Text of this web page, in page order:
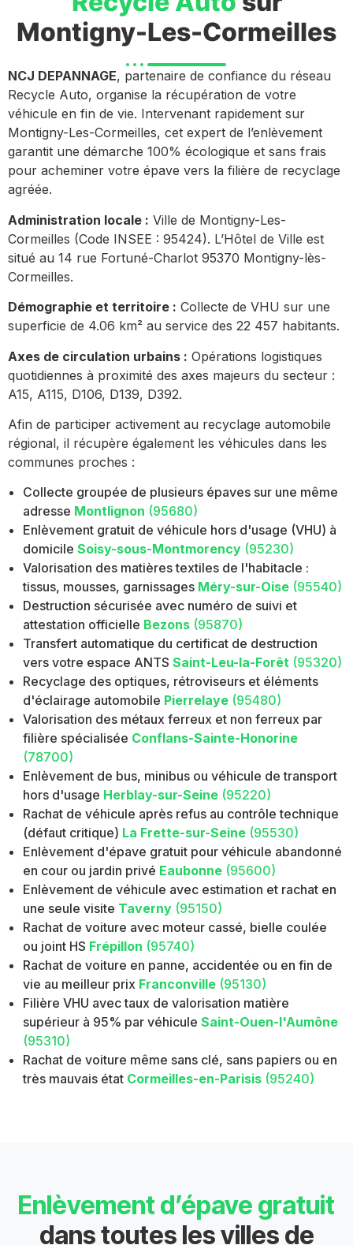
Montigny-Les-Cormeilles
NCJ DEPANNAGE, partenaire de confiance du réseau
Recycle Auto, organise la récupération de votre
véhicule en fin de vie. Intervenant rapidement sur
Montigny-Les-Cormeilles, cet expert de l’enlèvement
garantit une démarche 100% écologique et sans frais
pour acheminer votre épave vers la filière de recyclage
agréée.
Administration locale : Ville de Montigny-Les-
Cormeilles (Code INSEE : 95424). L’Hôtel de Ville est
situé au 14 rue Fortuné-Charlot 95370 Montigny-lès-
Cormeilles.
Démographie et territoire : Collecte de VHU sur une
superficie de 4.06 km² au service des 22 457 habitants.
Axes de circulation urbains : Opérations logistiques
quotidiennes à proximité des axes majeurs du secteur :
A15, A115, D106, D139, D392.
Afin de participer activement au recyclage automobile
régional, il récupère également les véhicules dans les
communes proches :
Collecte groupée de plusieurs épaves sur une même
adresse Montlignon (95680)
Enlèvement gratuit de véhicule hors d'usage (VHU) à
domicile Soisy-sous-Montmorency (95230)
Valorisation des matières textiles de l'habitacle :
tissus, mousses, garnissages Méry-sur-Oise (95540)
Destruction sécurisée avec numéro de suivi et
attestation officielle Bezons (95870)
Transfert automatique du certificat de destruction
vers votre espace ANTS Saint-Leu-la-Forêt (95320)
Recyclage des optiques, rétroviseurs et éléments
d'éclairage automobile Pierrelaye (95480)
Valorisation des métaux ferreux et non ferreux par
filière spécialisée Conflans-Sainte-Honorine
(78700)
Enlèvement de bus, minibus ou véhicule de transport
hors d'usage Herblay-sur-Seine (95220)
Rachat de véhicule après refus au contrôle technique
(défaut critique) La Frette-sur-Seine (95530)
Enlèvement d'épave gratuit pour véhicule abandonné
en cour ou jardin privé Eaubonne (95600)
Enlèvement de véhicule avec estimation et rachat en
une seule visite Taverny (95150)
Rachat de voiture avec moteur cassé, bielle coulée
ou joint HS Frépillon (95740)
Rachat de voiture en panne, accidentée ou en fin de
vie au meilleur prix Franconville (95130)
Filière VHU avec taux de valorisation matière
supérieur à 95% par véhicule Saint-Ouen-l'Aumône
(95310)
Rachat de voiture même sans clé, sans papiers ou en
très mauvais état Cormeilles-en-Parisis (95240)
Enlèvement d’épave gratuit
dans toutes les villes de